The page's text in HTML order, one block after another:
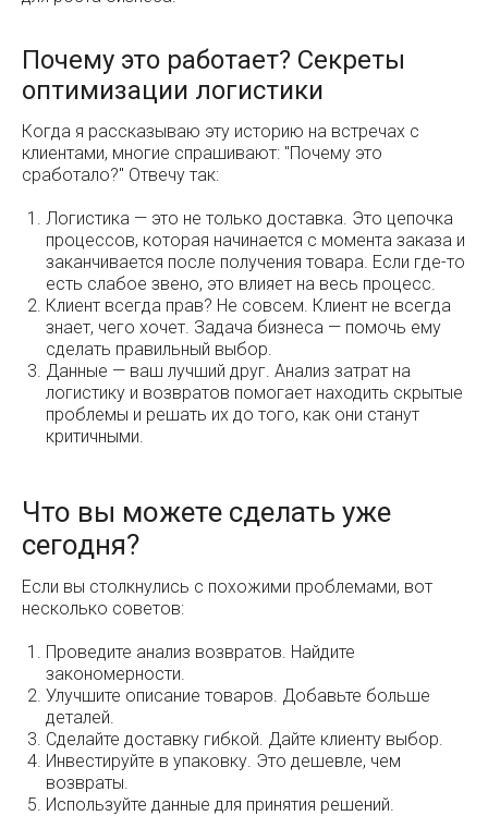
Почему это работает? Секреты
оптимизации логистики
Когда я рассказываю эту историю на встречах с
клиентами, многие спрашивают: "Почему это
сработало?" Отвечу так:
Логистика — это не только доставка. Это цепочка
процессов, которая начинается с момента заказа и
заканчивается после получения товара. Если где-то
есть слабое звено, это влияет на весь процесс.
Клиент всегда прав? Не совсем. Клиент не всегда
знает, чего хочет. Задача бизнеса — помочь ему
сделать правильный выбор.
Данные — ваш лучший друг. Анализ затрат на
логистику и возвратов помогает находить скрытые
проблемы и решать их до того, как они станут
критичными.
Что вы можете сделать уже
сегодня?
Если вы столкнулись с похожими проблемами, вот
несколько советов:
Проведите анализ возвратов. Найдите
закономерности.
Улучшите описание товаров. Добавьте больше
деталей.
Сделайте доставку гибкой. Дайте клиенту выбор.
Инвестируйте в упаковку. Это дешевле, чем
возвраты.
Используйте данные для принятия решений.